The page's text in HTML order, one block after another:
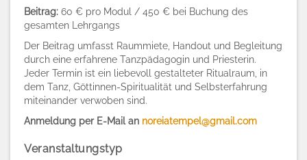
Beitrag: 60 € pro Modul / 450 € bei Buchung des
gesamten Lehrgangs
Der Beitrag umfasst Raummiete, Handout und Begleitung
durch eine erfahrene Tanzpädagogin und Priesterin.
Jeder Termin ist ein liebevoll gestalteter Ritualraum, in
dem Tanz, Göttinnen-Spiritualität und Selbsterfahrung
miteinander verwoben sind.
Anmeldung per E-Mail an noreiatempel@gmail.com
Veranstaltungstyp